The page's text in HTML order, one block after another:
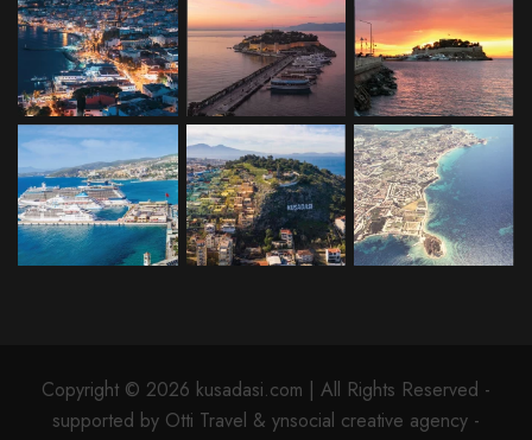
Copyright © 2026 kusadasi.com | All Rights Reserved -
supported by Otti Travel & ynsocial creative agency -